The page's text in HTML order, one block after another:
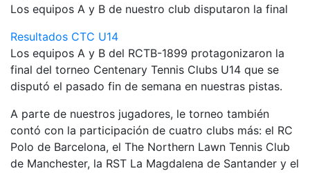
Organización
Junta
directiva
Comisiones
y comités
Estructura
ejecutiva
Fundación
Los equipos A y B de nuestro club disputaron la final
Resultados CTC U14
Los equipos A y B del RCTB-1899 protagonizaron la
final del torneo Centenary Tennis Clubs U14 que se
disputó el pasado fin de semana en nuestras pistas.
A parte de nuestros jugadores, le torneo también
contó con la participación de cuatro clubs más: el RC
Polo de Barcelona, el The Northern Lawn Tennis Club
de Manchester, la RST La Magdalena de Santander y el